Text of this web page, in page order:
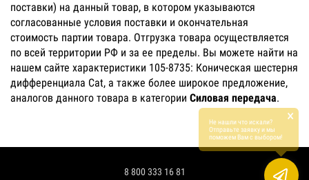
поставки) на данный товар, в котором указываются
согласованные условия поставки и окончательная
стоимость партии товара. Отгрузка товара осуществляется
по всей территории РФ и за ее пределы. Вы можете найти на
нашем сайте характеристики 105-8735: Коническая шестерня
дифференциала Cat, а также более широкое предложение,
аналогов данного товара в категории Силовая передача.
8 800 333 16 81
Не нашли что искали?
Отправьте заявку и мы
поможем Вам с выбором!
×